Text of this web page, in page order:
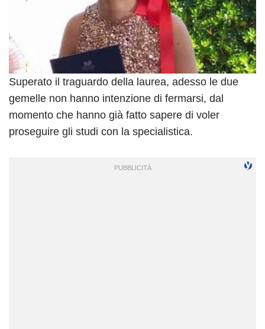
Superato il traguardo della laurea, adesso le due
gemelle non hanno intenzione di fermarsi, dal
momento che hanno già fatto sapere di voler
proseguire gli studi con la specialistica.